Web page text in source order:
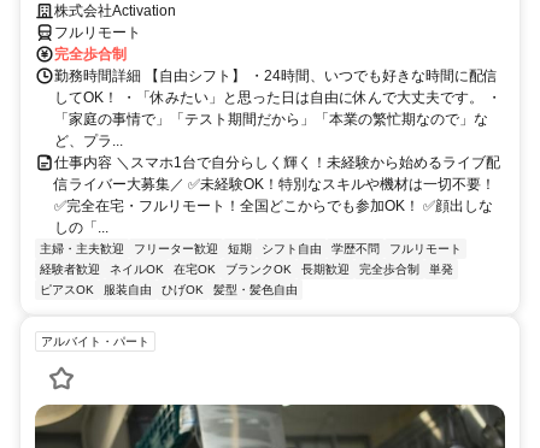
株式会社Activation
フルリモート
完全歩合制
勤務時間詳細 【自由シフト】 ・24時間、いつでも好きな時間に配信
してOK！ ・「休みたい」と思った日は自由に休んで大丈夫です。 ・
「家庭の事情で」「テスト期間だから」「本業の繁忙期なので」な
ど、プラ...
仕事内容 ＼スマホ1台で自分らしく輝く！未経験から始めるライブ配
信ライバー大募集／ ✅未経験OK！特別なスキルや機材は一切不要！
✅完全在宅・フルリモート！全国どこからでも参加OK！ ✅顔出しな
しの「...
主婦・主夫歓迎 フリーター歓迎 短期 シフト自由 学歴不問
フルリモート
経験者歓迎
ネイルOK 在宅OK ブランクOK 長期歓迎 完全歩合制
単発
ピアスOK
服装自由 ひげOK 髪型・髪色自由
アルバイト・パート